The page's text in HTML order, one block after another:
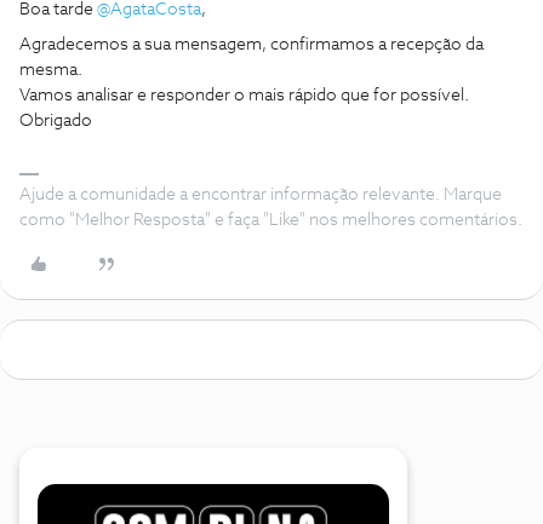
Boa tarde @AgataCosta,
Agradecemos a sua mensagem, confirmamos a recepção da
mesma.
Vamos analisar e responder o mais rápido que for possível.
Obrigado
Ajude a comunidade a encontrar informação relevante. Marque
como "Melhor Resposta" e faça "Like" nos melhores comentários.